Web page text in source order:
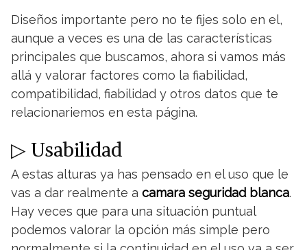
Diseños importante pero no te fijes solo en el,
aunque a veces es una de las características
principales que buscamos, ahora si vamos más
allá y valorar factores como la fiabilidad,
compatibilidad, fiabilidad y otros datos que te
relacionariemos en esta página.
▷ Usabilidad
A estas alturas ya has pensado en el uso que le
vas a dar realmente a camara seguridad blanca.
Hay veces que para una situación puntual
podemos valorar la opción más simple pero